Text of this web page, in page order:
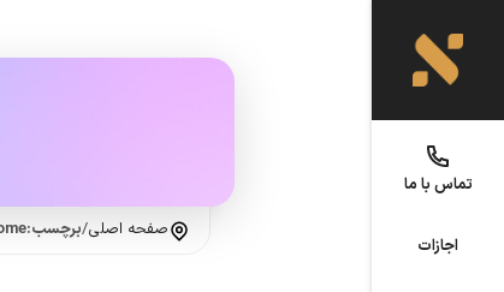
تماس با ما
اجازات
صفحه اصلی/برچسب:Home